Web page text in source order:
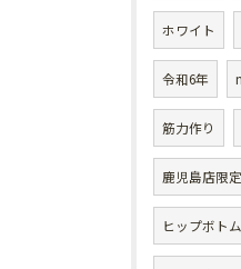
ホワイト
令和6年
筋力作り
鹿児島店限定
ヒップボトム